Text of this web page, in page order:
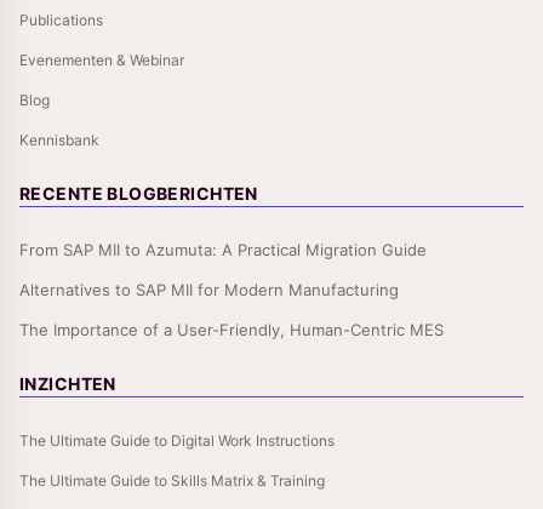
Publications
Evenementen & Webinar
Blog
Kennisbank
RECENTE BLOGBERICHTEN
From SAP MII to Azumuta: A Practical Migration Guide
Alternatives to SAP MII for Modern Manufacturing
The Importance of a User-Friendly, Human-Centric MES
INZICHTEN
The Ultimate Guide to Digital Work Instructions
The Ultimate Guide to Skills Matrix & Training